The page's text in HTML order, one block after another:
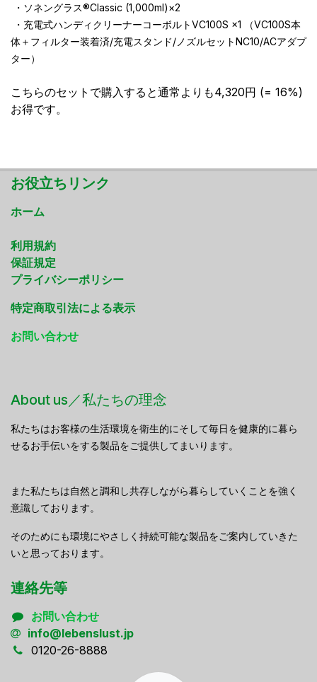
・ソネングラス®︎Classic (1,000ml)×2
・充電式ハンディクリーナーコーボルトVC100S ×1 （VC100S本
体＋フィルター装着済/充電スタンド/ノズルセットNC10/ACアダプ
ター）
こちらのセットで購入すると通常よりも4,320円 (= 16%)
お得です。
お役立ちリンク
ホーム
利用規約
保証規定
プライバシーポリシー
特定商取引法による表示
お問い合わせ
About us／私たちの理念
私たちはお客様の生活環境を衛生的にそして毎日を健康的に暮ら
せるお手伝いをする製品をご提供してまいります。
また私たちは自然と調和し共存しながら暮らしていくことを強く
意識しております。
そのためにも環境にやさしく持続可能な製品をご案内していきた
いと思っております。
連絡先等
お問い合わせ
info@lebenslust.jp
0120-26-8888